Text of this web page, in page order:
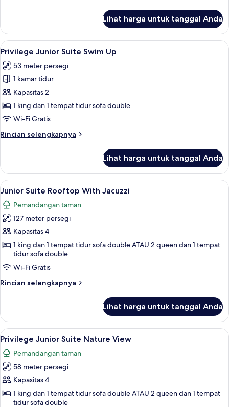
Junior
Suite
Ocean
Lihat harga untuk tanggal Anda
Lihat
semua
foto
untuk
Privilege
Junior
Suite
Up
Privilege Junior Suite Swim Up |
6
Privilege Junior Suite Swim Up
53 meter persegi
1 kamar tidur
Kapasitas 2
1 king dan 1 tempat tidur sofa double
Wi-Fi Gratis
Rincian selengkapnya
Rincian
Privilege
Junior
Suite
Up
Lihat harga untuk tanggal Anda
Lihat
semua
foto
untuk
Junior
Suite
Rooftop
With
Jacuzzi
Minibar gratis, brankas, meja kerja,
7
Junior Suite Rooftop With Jacuzzi
Pemandangan taman
127 meter persegi
Kapasitas 4
1 king dan 1 tempat tidur sofa double ATAU 2 queen dan 1 tempat
tidur sofa double
Wi-Fi Gratis
Rincian selengkapnya
Rincian
Junior
Suite
Rooftop
Jacuzzi
Lihat harga untuk tanggal Anda
Lihat
semua
foto
untuk
Privilege
Junior
Suite
Minibar gratis, brankas, meja kerja,
8
Privilege Junior Suite Nature View
Pemandangan taman
58 meter persegi
Kapasitas 4
1 king dan 1 tempat tidur sofa double ATAU 2 queen dan 1 tempat
tidur sofa double